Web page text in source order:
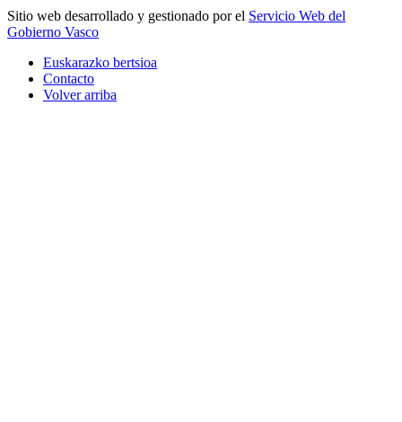
Sitio web desarrollado y gestionado por el Servicio Web del
Gobierno Vasco
Euskarazko bertsioa
Contacto
Volver arriba